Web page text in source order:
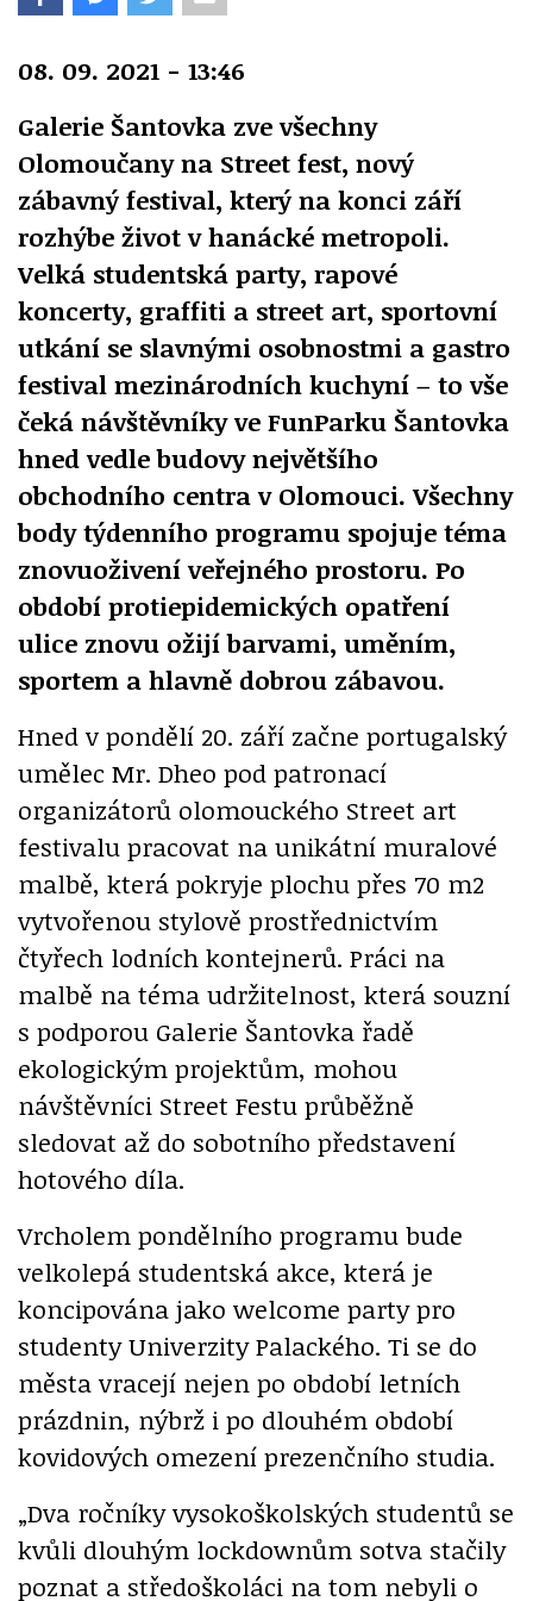
08. 09. 2021 - 13:46
Galerie Šantovka zve všechny
Olomoučany na Street fest, nový
zábavný festival, který na konci září
rozhýbe život v hanácké metropoli.
Velká studentská party, rapové
koncerty, graffiti a street art, sportovní
utkání se slavnými osobnostmi a gastro
festival mezinárodních kuchyní – to vše
čeká návštěvníky ve FunParku Šantovka
hned vedle budovy největšího
obchodního centra v Olomouci. Všechny
body týdenního programu spojuje téma
znovuoživení veřejného prostoru. Po
období protiepidemických opatření
ulice znovu ožijí barvami, uměním,
sportem a hlavně dobrou zábavou.
Hned v pondělí 20. září začne portugalský
umělec Mr. Dheo pod patronací
organizátorů olomouckého Street art
festivalu pracovat na unikátní muralové
malbě, která pokryje plochu přes 70 m2
vytvořenou stylově prostřednictvím
čtyřech lodních kontejnerů. Práci na
malbě na téma udržitelnost, která souzní
s podporou Galerie Šantovka řadě
ekologickým projektům, mohou
návštěvníci Street Festu průběžně
sledovat až do sobotního představení
hotového díla.
Vrcholem pondělního programu bude
velkolepá studentská akce, která je
koncipována jako welcome party pro
studenty Univerzity Palackého. Ti se do
města vracejí nejen po období letních
prázdnin, nýbrž i po dlouhém období
kovidových omezení prezenčního studia.
„Dva ročníky vysokoškolských studentů se
kvůli dlouhým lockdownům sotva stačily
poznat a středoškoláci na tom nebyli o